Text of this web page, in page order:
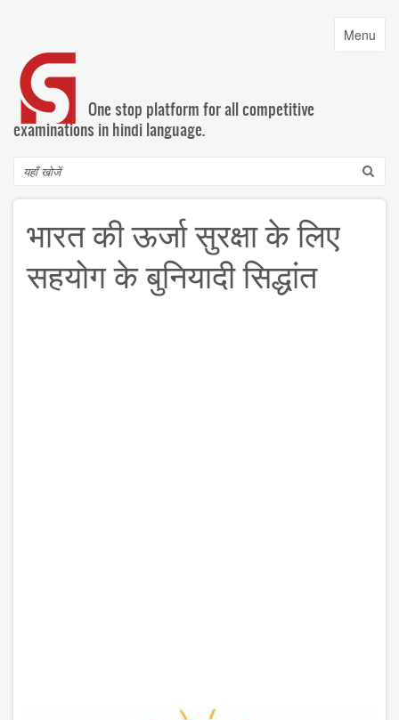
content
Toggle
Menu
One stop platform for all competitive
examinations in hindi language.
Search
भारत की ऊर्जा सुरक्षा के लिए
सहयोग के बुनियादी सिद्धांत